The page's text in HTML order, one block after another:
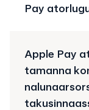
Pay
Apple Pay
tamanna